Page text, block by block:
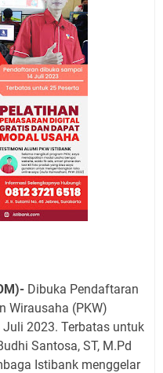
Dibuka Pendaftaran
Wirausaha (PKW)
2023. Terbatas untuk
Santosa, ST, M.Pd
Istibank menggelar